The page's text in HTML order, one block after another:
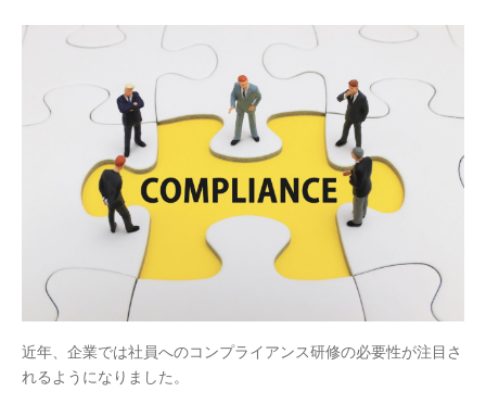
近年、企業では社員へのコンプライアンス研修の必要性が注目さ
れるようになりました。